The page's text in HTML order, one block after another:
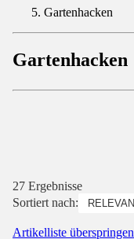
Gartenhacken
Gartenhacken
27 Ergebnisse
Sortiert nach:
Artikelliste überspringen